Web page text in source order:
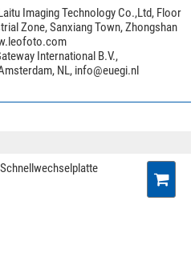
Imaging Technology Co.,Ltd, Floor
Zone, Sanxiang Town, Zhongshan
International B.V.,
NL, info@euegi.nl